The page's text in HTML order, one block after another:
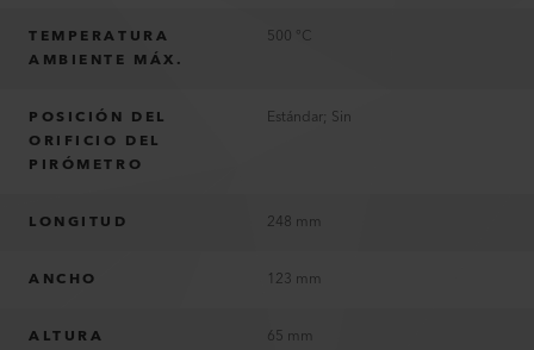
TEMPERATURA
AMBIENTE MÁX.
500 °C
POSICIÓN DEL
ORIFICIO DEL
PIRÓMETRO
Estándar; Sin
LONGITUD 248 mm
ANCHO 123 mm
ALTURA 65 mm